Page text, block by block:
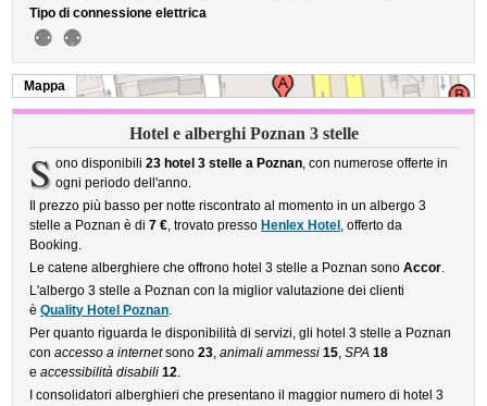
Tipo di connessione elettrica
Mappa
Hotel e alberghi Poznan 3 stelle
S ono disponibili 23 hotel 3 stelle a Poznan, con numerose offerte in
ogni periodo dell'anno.
Il prezzo più basso per notte riscontrato al momento in un albergo 3
stelle a Poznan è di7 €, trovato presso Henlex Hotel , offerto da
Booking.
Le catene alberghiere che offrono hotel 3 stelle a Poznan sonoAccor.
L'albergo 3 stelle a Poznan con la miglior valutazione dei clienti
èQuality Hotel Poznan.
Per quanto riguarda le disponibilità di servizi, gli hotel 3 stelle a Poznan
conaccesso a internetsono23,animali ammessi 15,SPA 18
eaccessibilità disabili 12.
I consolidatori alberghieri che presentano il maggior numero di hotel 3